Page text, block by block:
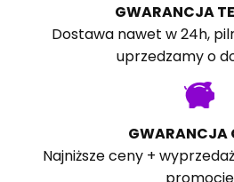
GWARANCJA
Dostawa nawet w 24h,
uprzedzamy o
GWARANCJA
Najniższe ceny +
promocje